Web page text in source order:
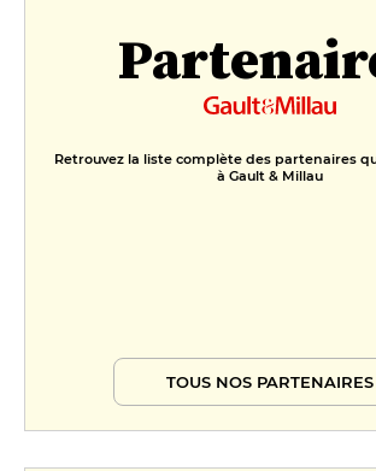
Retrouvez la liste complète des partenaires
à Gault & Millau
TOUS NOS PARTENAIRES